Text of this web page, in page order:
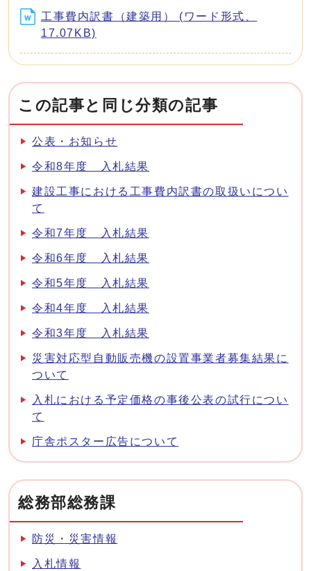
工事費内訳書（建築用） (ワード形式、
17.07KB)
この記事と同じ分類の記事
公表・お知らせ
令和8年度 入札結果
建設工事における工事費内訳書の取扱いについ
て
令和7年度 入札結果
令和6年度 入札結果
令和5年度 入札結果
令和4年度 入札結果
令和3年度 入札結果
災害対応型自動販売機の設置事業者募集結果に
ついて
入札における予定価格の事後公表の試行につい
て
庁舎ポスター広告について
総務部総務課
防災・災害情報
入札情報